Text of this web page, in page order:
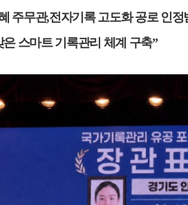
주무관,전자기록 고도화 공로 인정
은 스마트 기록관리 체계 구축”